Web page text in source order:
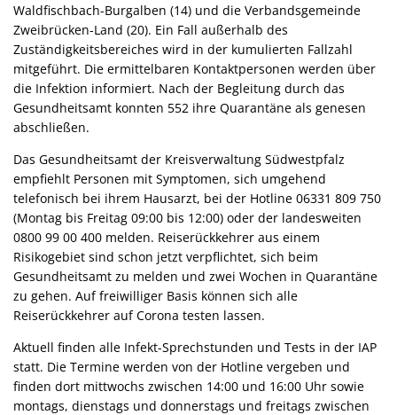
Waldfischbach-Burgalben (14) und die Verbandsgemeinde
Zweibrücken-Land (20). Ein Fall außerhalb des
Zuständigkeitsbereiches wird in der kumulierten Fallzahl
mitgeführt. Die ermittelbaren Kontaktpersonen werden über
die Infektion informiert. Nach der Begleitung durch das
Gesundheitsamt konnten 552 ihre Quarantäne als genesen
abschließen.
Das Gesundheitsamt der Kreisverwaltung Südwestpfalz
empfiehlt Personen mit Symptomen, sich umgehend
telefonisch bei ihrem Hausarzt, bei der Hotline 06331 809 750
(Montag bis Freitag 09:00 bis 12:00) oder der landesweiten
0800 99 00 400 melden. Reiserückkehrer aus einem
Risikogebiet sind schon jetzt verpflichtet, sich beim
Gesundheitsamt zu melden und zwei Wochen in Quarantäne
zu gehen. Auf freiwilliger Basis können sich alle
Reiserückkehrer auf Corona testen lassen.
Aktuell finden alle Infekt-Sprechstunden und Tests in der IAP
statt. Die Termine werden von der Hotline vergeben und
finden dort mittwochs zwischen 14:00 und 16:00 Uhr sowie
montags, dienstags und donnerstags und freitags zwischen